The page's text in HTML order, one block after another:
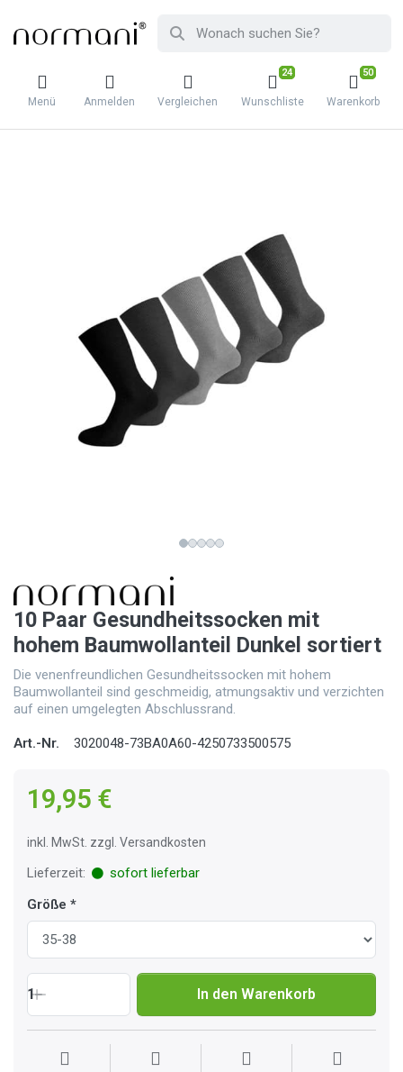
Menü Anmelden Vergleichen
24
Wunschliste
50
Warenkorb
10 Paar Gesundheitssocken mit
hohem Baumwollanteil Dunkel sortiert
Die venenfreundlichen Gesundheitssocken mit hohem
Baumwollanteil sind geschmeidig, atmungsaktiv und verzichten
auf einen umgelegten Abschlussrand.
Art.-Nr. 3020048-73BA0A60-4250733500575
19,95 €
inkl. MwSt. zzgl. Versandkosten
Lieferzeit:
sofort lieferbar
Größe
1 In den Warenkorb